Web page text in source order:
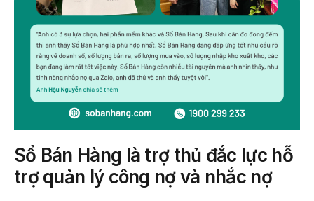
Sổ Bán Hàng là trợ thủ đắc lực hỗ
trợ quản lý công nợ và nhắc nợ